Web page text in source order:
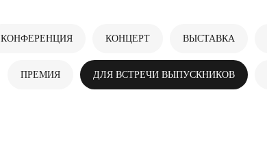
КОНФЕРЕНЦИЯ КОНЦЕРТ ВЫСТАВКА
ПРЕМИЯ ДЛЯ ВСТРЕЧИ ВЫПУСКНИКОВ